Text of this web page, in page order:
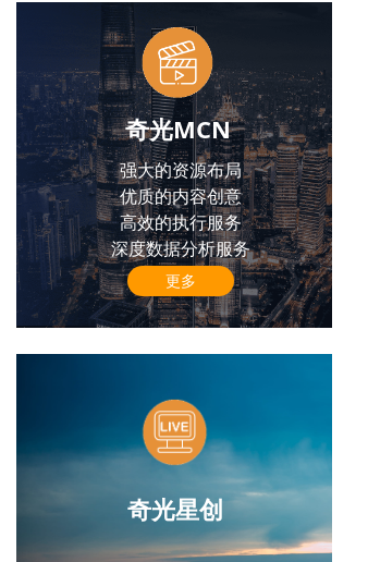
奇光MCN
强大的资源布局
优质的内容创意
高效的执行服务
深度数据分析服务
更多
奇光星创